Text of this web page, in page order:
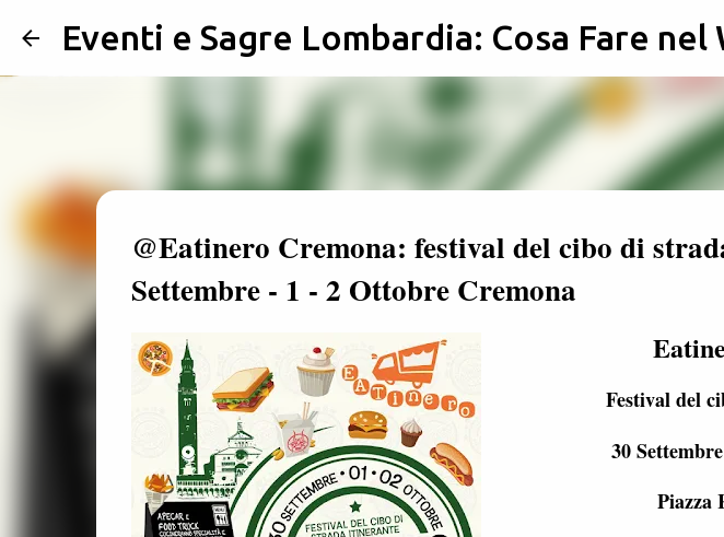
Passa ai
Eventi e Sagre Lombardia: Cosa Fare
@Eatinero Cremona: festival del cibo di
Settembre - 1 - 2 Ottobre Cremona
Festival del
30
Piazza